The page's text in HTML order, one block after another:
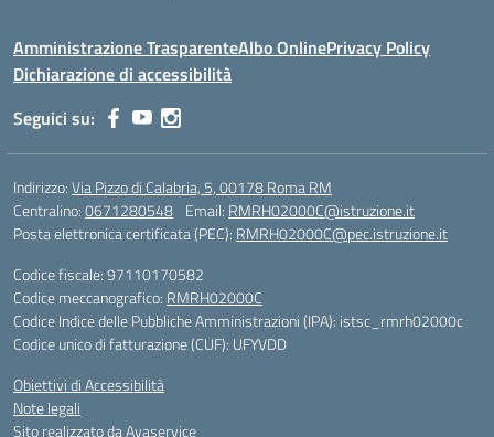
Amministrazione TrasparenteAlbo OnlinePrivacy Policy
Dichiarazione di accessibilità
Seguici su:
Indirizzo:Via Pizzo di Calabria, 5, 00178 Roma RM
Centralino:0671280548 Email: RMRH02000C@istruzione.it
Posta elettronica certificata (PEC): RMRH02000C@pec.istruzione.it
Codice fiscale: 97110170582
Codice meccanografico: RMRH02000C
Codice Indice delle Pubbliche Amministrazioni (IPA): istsc_rmrh02000c
Codice unico di fatturazione (CUF): UFYVDD
Obiettivi di Accessibilità
Note legali
Sito realizzato da Avaservice